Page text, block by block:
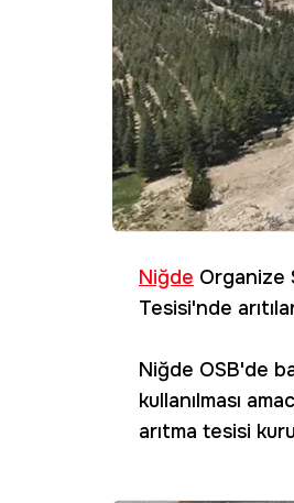
Niğde Organize
Tesisi'nde
Niğde OSB'de
kullanılması
arıtma tesisi